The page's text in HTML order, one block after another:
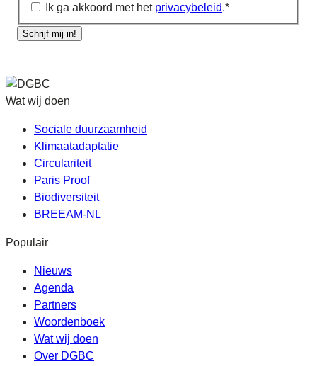
Ik ga akkoord met het privacybeleid.*
Schrijf mij in!
Wat wij doen
Sociale duurzaamheid
Klimaatadaptatie
Circulariteit
Paris Proof
Biodiversiteit
BREEAM-NL
Populair
Nieuws
Agenda
Partners
Woordenboek
Wat wij doen
Over DGBC